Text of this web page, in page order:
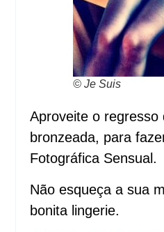
© Je Suis
Aproveite o regresso
bronzeada, para
Fotográfica Sensual.
Não esqueça a sua
bonita lingerie.